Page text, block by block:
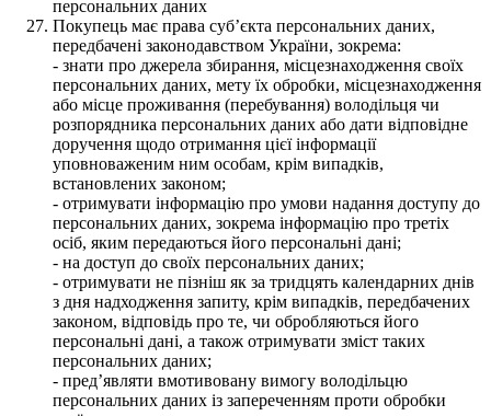
персональних даних
Покупець має права суб’єкта персональних даних,
передбачені законодавством України, зокрема:
- знати про джерела збирання, місцезнаходження своїх
персональних даних, мету їх обробки, місцезнаходження
або місце проживання (перебування) володільця чи
розпорядника персональних даних або дати відповідне
доручення щодо отримання цієї інформації
уповноваженим ним особам, крім випадків,
встановлених законом;
- отримувати інформацію про умови надання доступу до
персональних даних, зокрема інформацію про третіх
осіб, яким передаються його персональні дані;
- на доступ до своїх персональних даних;
- отримувати не пізніш як за тридцять календарних днів
з дня надходження запиту, крім випадків, передбачених
законом, відповідь про те, чи обробляються його
персональні дані, а також отримувати зміст таких
персональних даних;
- пред’являти вмотивовану вимогу володільцю
персональних даних із запереченням проти обробки